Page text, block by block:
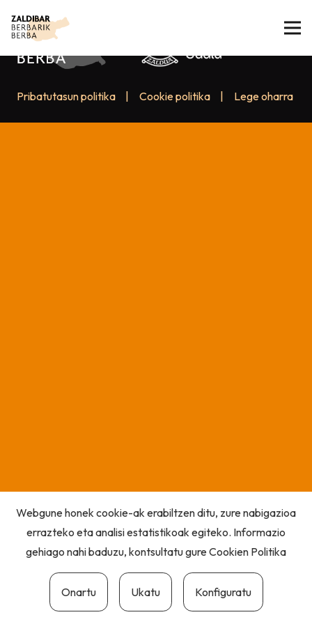
Pribatutasun politika Cookie politika Lege oharra
Webgune honek cookie-ak erabiltzen ditu, zure nabigazioa
errazteko eta analisi estatistikoak egiteko. Informazio
gehiago nahi baduzu, kontsultatu gureCookien Politika
Onartu Ukatu Konfiguratu